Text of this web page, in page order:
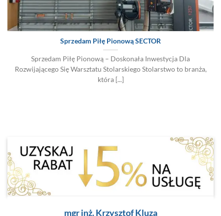
Sprzedam Piłę Pionową SECTOR
Sprzedam Piłę Pionową – Doskonała Inwestycja Dla
Rozwijającego Się Warsztatu Stolarskiego Stolarstwo to branża,
która [...]
mgr inż. Krzysztof Kluza